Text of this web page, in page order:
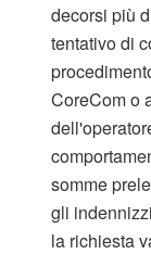
decorsi più
tentativo di
CoreCom o
somme
gli
la richiesta